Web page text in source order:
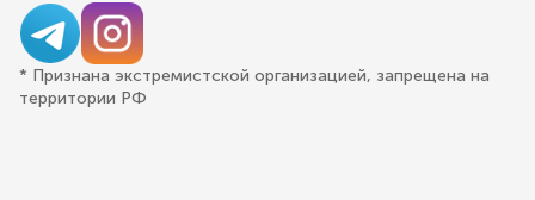
* Признана экстремистской организацией, запрещена на
территории РФ